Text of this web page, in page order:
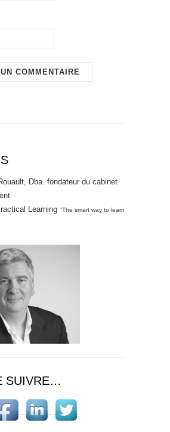
Dba. fondateur du cabinet
Learning "The smart way to learn
SUIVRE…